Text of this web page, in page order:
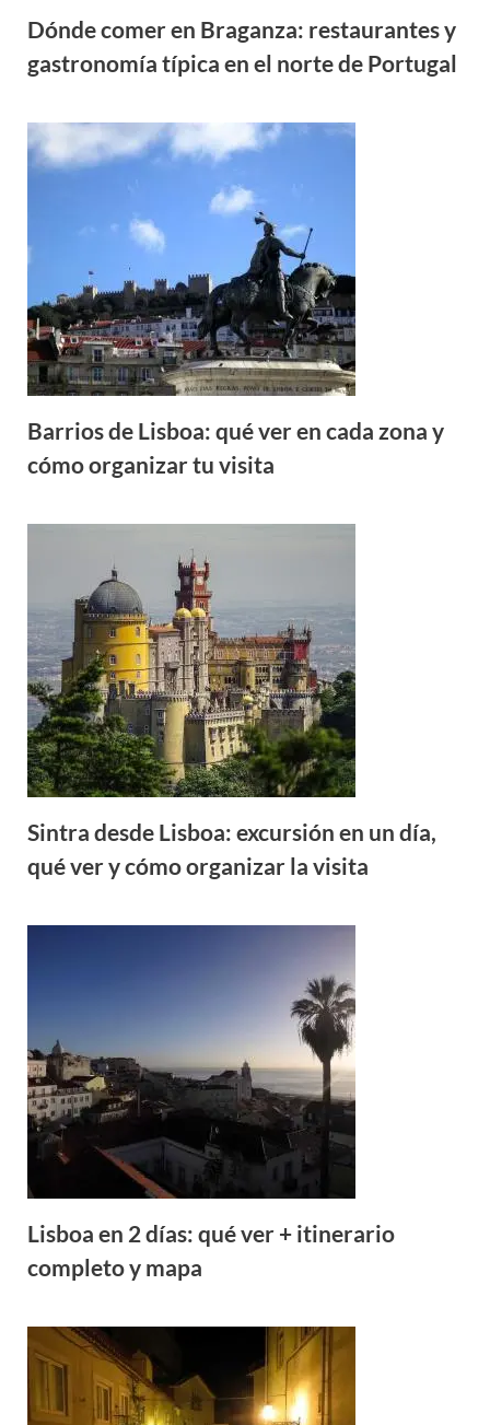
Dónde comer en Braganza: restaurantes y
gastronomía típica en el norte de Portugal
Barrios de Lisboa: qué ver en cada zona y
cómo organizar tu visita
Sintra desde Lisboa: excursión en un día,
qué ver y cómo organizar la visita
Lisboa en 2 días: qué ver + itinerario
completo y mapa